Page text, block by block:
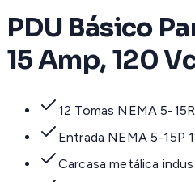
PDU Básico
15 Amp, 120
12 Tomas NEMA 5-
Entrada NEMA 5-15P
Carcasa metálica